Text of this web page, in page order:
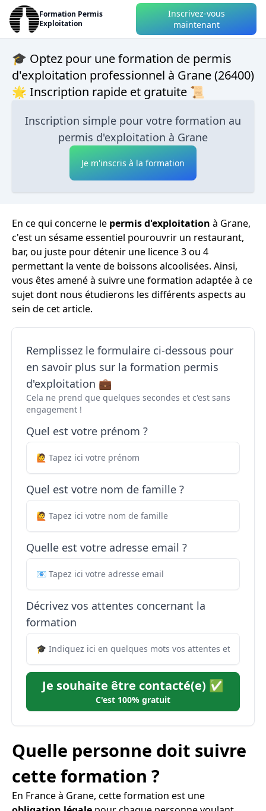
Formation Permis
Exploitation
Inscrivez-vous
maintenant
🎓 Optez pour une formation de permis
d'exploitation professionnel à Grane (26400)
🌟 Inscription rapide et gratuite 📜
Inscription simple pour votre formation au
permis d'exploitation à Grane
Je m'inscris à la formation
En ce qui concerne le permis d'exploitation à Grane,
c'est un sésame essentiel pourouvrir un restaurant,
bar, ou juste pour détenir une licence 3 ou 4
permettant la vente de boissons alcoolisées. Ainsi,
vous êtes amené à suivre une formation adaptée à ce
sujet dont nous étudierons les différents aspects au
sein de cet article.
Remplissez le formulaire ci-dessous pour
en savoir plus sur la formation permis
d'exploitation 💼
Cela ne prend que quelques secondes et c'est sans
engagement !
Quel est votre prénom ?
Quel est votre nom de famille ?
Quelle est votre adresse email ?
Décrivez vos attentes concernant la
formation
Je souhaite être contacté(e) ✅
C'est 100% gratuit
Quelle personne doit suivre
cette formation ?
En France à Grane, cette formation est une